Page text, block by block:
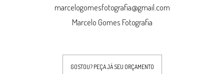
marcelogomesfotografia@gmail.com
Marcelo Gomes Fotografia
GOSTOU? PEÇA JÁ SEU ORÇAMENTO